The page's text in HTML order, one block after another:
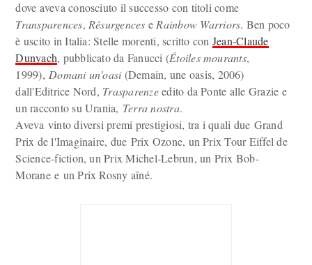
dove aveva conosciuto il successo con titoli come
Transparences, Résurgences e Rainbow Warriors. Ben poco
è uscito in Italia: Stelle morenti, scritto con Jean-Claude
Dunyach, pubblicato da Fanucci (Étoiles mourants,
1999), Domani un'oasi(Demain, une oasis, 2006)
dall'Editrice Nord, Trasparenzeedito da Ponte alle Grazie e
un racconto su Urania, Terra nostra.
Aveva vinto diversi premi prestigiosi, tra i quali due Grand
Prix de l'Imaginaire, due Prix Ozone, un Prix Tour Eiffel de
Science-fiction, un Prix Michel-Lebrun, un Prix Bob-
Morane e un Prix Rosny aîné.